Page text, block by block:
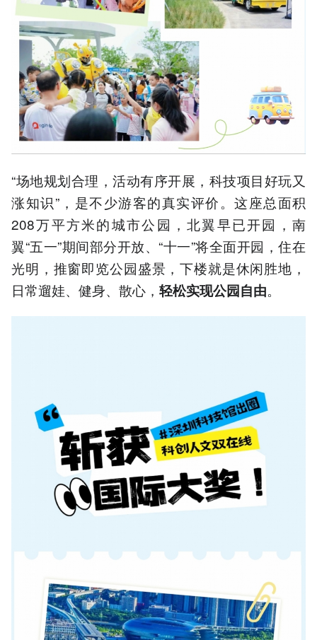
“场地规划合理，活动有序开展，科技项目好玩又
涨知识”，是不少游客的真实评价。这座总面积
208万平方米的城市公园，北翼早已开园，南
翼“五一”期间部分开放、“十一”将全面开园，住在
光明，推窗即览公园盛景，下楼就是休闲胜地，
日常遛娃、健身、散心， 轻松实现公园自由。